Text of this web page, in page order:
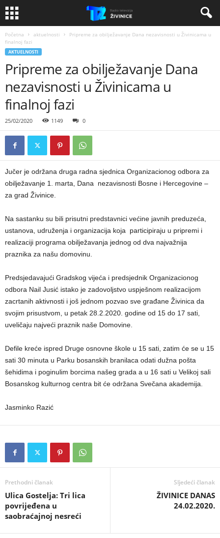
Početna aktuelnosti
Pripreme za obilježavanje Dana nezavisnosti u Živinicama u
finalnoj fazi
AKTUELNOSTI
Pripreme za obilježavanje Dana
nezavisnosti u Živinicama u
finalnoj fazi
25/02/2020 1149 0
Jučer je održana druga radna sjednica Organizacionog odbora za
obilježavanje 1. marta, Dana nezavisnosti Bosne i Hercegovine –
za grad Živinice.
Na sastanku su bili prisutni predstavnici većine javnih preduzeća,
ustanova, udruženja i organizacija koja participiraju u pripremi i
realizaciji programa obilježavanja jednog od dva najvažnija
praznika za našu domovinu.
Predsjedavajući Gradskog vijeća i predsjednik Organizacionog
odbora Nail Jusić istako je zadovoljstvo uspješnom realizacijom
zacrtanih aktivnosti i još jednom pozvao sve građane Živinica da
svojim prisustvom, u petak 28.2.2020. godine od 15 do 17 sati,
uveličaju najveći praznik naše Domovine.
Defile kreće ispred Druge osnovne škole u 15 sati, zatim će se u 15
sati 30 minuta u Parku bosanskih branilaca odati dužna pošta
šehidima i poginulim borcima našeg grada a u 16 sati u Velikoj sali
Bosanskog kulturnog centra bit će održana Svečana akademija.
Jasminko Razić
Prethodni članak
Ulica Gostelja: Tri lica
povrijeđena u
saobraćajnoj nesreći
Sljedeći članak
ŽIVINICE DANAS
24.02.2020.